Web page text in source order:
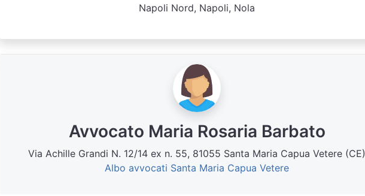
Napoli Nord, Napoli, Nola
Avvocato Maria Rosaria Barbato
Via Achille Grandi N. 12/14 ex n. 55, 81055 Santa Maria Capua Vetere (CE)
Albo avvocati Santa Maria Capua Vetere